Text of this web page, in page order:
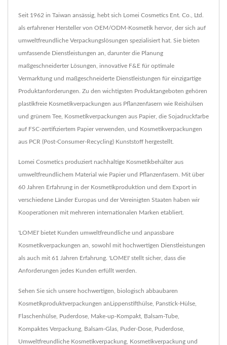
Seit 1962 in Taiwan ansässig, hebt sich Lomei Cosmetics Ent. Co., Ltd.
als erfahrener Hersteller von OEM/ODM-Kosmetik hervor, der sich auf
umweltfreundliche Verpackungslösungen spezialisiert hat. Sie bieten
umfassende Dienstleistungen an, darunter die Planung
maßgeschneiderter Lösungen, innovative F&E für optimale
Vermarktung und maßgeschneiderte Dienstleistungen für einzigartige
Produktanforderungen. Zu den wichtigsten Produktangeboten gehören
plastikfreie Kosmetikverpackungen aus Pflanzenfasern wie Reishülsen
und grünem Tee, Kosmetikverpackungen aus Papier, die Sojadruckfarbe
auf FSC-zertifiziertem Papier verwenden, und Kosmetikverpackungen
aus PCR (Post-Consumer-Recycling) Kunststoff hergestellt.
Lomei Cosmetics produziert nachhaltige Kosmetikbehälter aus
umweltfreundlichem Material wie Papier und Pflanzenfasern. Mit über
60 Jahren Erfahrung in der Kosmetikproduktion und dem Export in
verschiedene Länder Europas und der Vereinigten Staaten haben wir
Kooperationen mit mehreren internationalen Marken etabliert.
'LOMEI' bietet Kunden umweltfreundliche und anpassbare
Kosmetikverpackungen an, sowohl mit hochwertigen Dienstleistungen
als auch mit 61 Jahren Erfahrung. 'LOMEI' stellt sicher, dass die
Anforderungen jedes Kunden erfüllt werden.
Sehen Sie sich unsere hochwertigen, biologisch abbaubaren
Kosmetikproduktverpackungen anLippenstifthülse Panstick-Hülse
Flaschenhülse Puderdose Make-up-Kompakt Balsam-Tube
Kompaktes Verpackung Balsam-Glas Puder-Dose Puderdose
Umweltfreundliche Kosmetikverpackung Kosmetikverpackung und